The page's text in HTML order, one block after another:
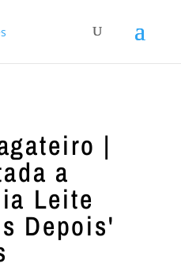
|
a
Leite
Depois'